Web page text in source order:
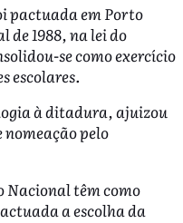
pactuada em Porto
de 1988, na lei do
se como exercício
escolares.
à ditadura, ajuizou
pelo
Nacional têm como
a escolha da